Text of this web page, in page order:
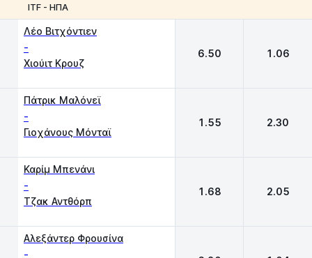
ITF - ΗΠΑ
Λέο Βιτχόντιεν
-
Χιούιτ Κρουζ
6.50 1.06
Πάτρικ Μαλόνεϊ
-
Γιοχάνους Μόνταϊ
1.55 2.30
Καρίμ Μπενάνι
-
Τζακ Αντθόρπ
1.68 2.05
Αλεξάντερ Φρουσίνα
-